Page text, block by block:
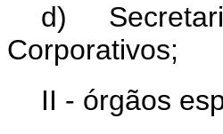
d)
Corporativos;
II - órgãos